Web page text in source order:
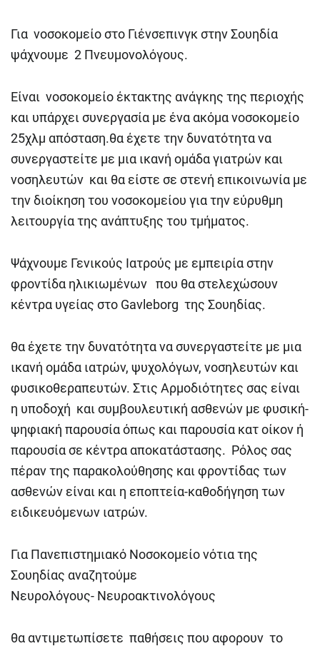
Για νοσοκομείο στο Γιένσεπινγκ στην Σουηδία
ψάχνουμε 2 Πνευμονολόγους.
Είναι νοσοκομείο έκτακτης ανάγκης της περιοχής
και υπάρχει συνεργασία με ένα ακόμα νοσοκομείο
25χλμ απόσταση.θα έχετε την δυνατότητα να
συνεργαστείτε με μια ικανή ομάδα γιατρών και
νοσηλευτών και θα είστε σε στενή επικοινωνία με
την διοίκηση του νοσοκομείου για την εύρυθμη
λειτουργία της ανάπτυξης του τμήματος.
Ψάχνουμε Γενικούς Ιατρούς με εμπειρία στην
φροντίδα ηλικιωμένων που θα στελεχώσουν
κέντρα υγείας στο Gavleborg της Σουηδίας.
θα έχετε την δυνατότητα να συνεργαστείτε με μια
ικανή ομάδα ιατρών, ψυχολόγων, νοσηλευτών και
φυσικοθεραπευτών. Στις Αρμοδιότητες σας είναι
η υποδοχή και συμβουλευτική ασθενών με φυσική-
ψηφιακή παρουσία όπως και παρουσία κατ οίκον ή
παρουσία σε κέντρα αποκατάστασης. Ρόλος σας
πέραν της παρακολούθησης και φροντίδας των
ασθενών είναι και η εποπτεία-καθοδήγηση των
ειδικευόμενων ιατρών.
Για Πανεπιστημιακό Νοσοκομείο νότια της
Σουηδίας αναζητούμε
Νευρολόγους- Νευροακτινολόγους
θα αντιμετωπίσετε παθήσεις που αφορουν το